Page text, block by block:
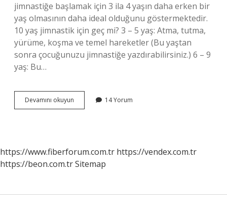
jimnastiğe başlamak için 3 ila 4 yaşın daha erken bir
yaş olmasının daha ideal olduğunu göstermektedir.
10 yaş jimnastik için geç mi? 3 – 5 yaş: Atma, tutma,
yürüme, koşma ve temel hareketler (Bu yaştan
sonra çocuğunuzu jimnastiğe yazdırabilirsiniz.) 6 – 9
yaş: Bu…
Devamını okuyun
Bale
14 Yorum
https://www.fiberforum.com.tr https://vendex.com.tr
https://beon.com.trSitemap